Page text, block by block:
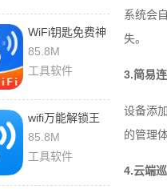
WiFi钥匙免费神
器 5.2.18 安卓
版
85.8M
工具软件
wifi万能解锁王
5.2.18 安卓版
85.8M
工具软件
系统会
失。
3.简易
设备添
的管理体
4.云端